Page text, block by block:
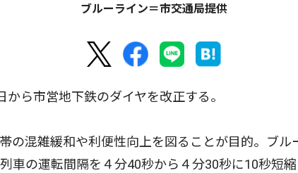
ブルーライン＝市交通局提供
ら市営地下鉄のダイヤを改正する。
の混雑緩和や利便性向上を図ることが目的。ブル
車の運転間隔を４分40秒から４分30秒に10秒短